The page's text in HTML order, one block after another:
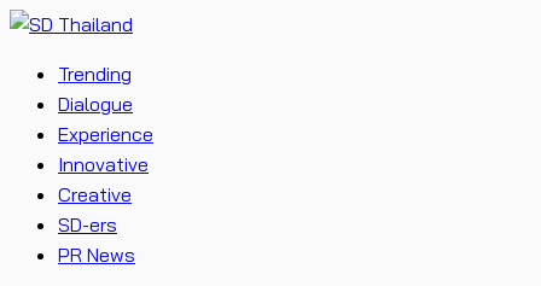
Trending
Dialogue
Experience
Innovative
Creative
SD-ers
PR News